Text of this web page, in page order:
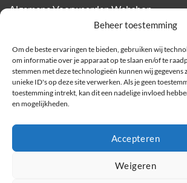
Beheer toestemming
Om de beste ervaringen te bieden, gebruiken wij
om informatie over je apparaat op te slaan en/of te
stemmen met deze technologieën kunnen wij gegevens
unieke ID's op deze site verwerken. Als je geen
toestemming intrekt, kan dit een nadelige invloed
en mogelijkheden.
Accepteren
Weigeren
Algemene Voorwaarden Webshop
Cookiebeleid
OVER METEC
Bedrijfsfilms